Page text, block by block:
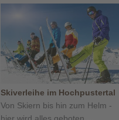
Skiverleihe im Hochpustertal
Von Skiern bis hin zum Helm -